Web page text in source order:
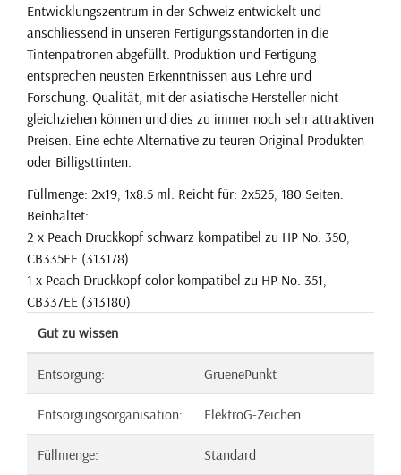
Entwicklungszentrum in der Schweiz entwickelt und
anschliessend in unseren Fertigungsstandorten in die
Tintenpatronen abgefüllt. Produktion und Fertigung
entsprechen neusten Erkenntnissen aus Lehre und
Forschung. Qualität, mit der asiatische Hersteller nicht
gleichziehen können und dies zu immer noch sehr attraktiven
Preisen. Eine echte Alternative zu teuren Original Produkten
oder Billigsttinten.
Füllmenge: 2x19, 1x8.5 ml. Reicht für: 2x525, 180 Seiten.
Beinhaltet:
2 x Peach Druckkopf schwarz kompatibel zu HP No. 350,
CB335EE (313178)
1 x Peach Druckkopf color kompatibel zu HP No. 351,
CB337EE (313180)
Gut zu wissen
Entsorgung: GruenePunkt
Entsorgungsorganisation: ElektroG-Zeichen
Füllmenge: Standard